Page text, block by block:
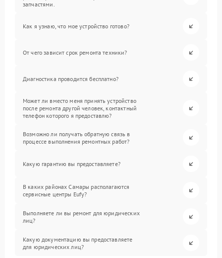
запчастями.
Как я узнаю, что мое устройство готово?
От чего зависит срок ремонта техники?
Диагностика проводится бесплатно?
Может ли вместо меня принять устройство
после ремонта другой человек, контактный
телефон которого я предоставлю?
Возможно ли получать обратную связь в
процессе выполнения ремонтных работ?
Какую гарантию вы предоставляете?
В каких районах Самары располагаются
сервисные центры Eufy?
Выполняете ли вы ремонт для юридических
лиц?
Какую документацию вы предоставляете
для юридических лиц?